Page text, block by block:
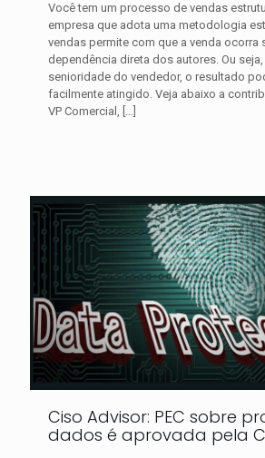
Você tem um processo de vendas
empresa que adota uma metodologia
vendas permite com que a venda ocorra
dependência direta dos autores. Ou
senioridade do vendedor, o resultado
facilmente atingido. Veja abaixo a
VP Comercial, […]
Ciso Advisor: PEC sobre
dados é aprovada pela